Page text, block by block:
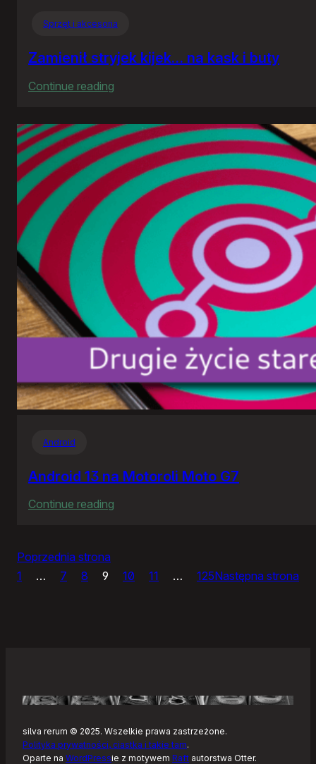
Sprzęt i akcesoria
Zamienił stryjek kijek… na kask i buty
Continue reading
stryjek
kijek…
na
kask
buty
Android
Android 13 na Motoroli Moto G7
Continue reading
Motoroli
Poprzednia strona
1
… 7 8 9 10 11 … 125Następna strona
silva rerum © 2025. Wszelkie prawa zastrzeżone.
Polityka prywatności, ciastka i takie tam.
Oparte na WordPressie z motywem Raft autorstwa Otter.